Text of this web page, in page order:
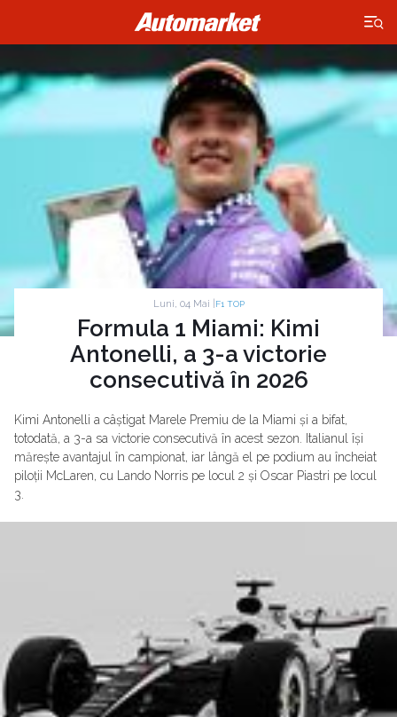
×
Luni, 04 Mai | F1 TOP
Formula 1 Miami: Kimi
Antonelli, a 3-a victorie
consecutivă în 2026
Kimi Antonelli a câștigat Marele Premiu de la Miami și a bifat,
totodată, a 3-a sa victorie consecutivă în acest sezon. Italianul își
mărește avantajul în campionat, iar lângă el pe podium au încheiat
piloții McLaren, cu Lando Norris pe locul 2 și Oscar Piastri pe locul
3.